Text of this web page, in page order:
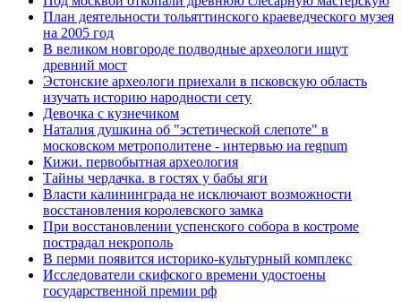
План деятельности тольяттинского краеведческого музея
на 2005 год
В великом новгороде подводные археологи ищут
древний мост
Эстонские археологи приехали в псковскую область
изучать историю народности сету
Девочка с кузнечиком
Наталия душкина об "эстетической слепоте" в
московском метрополитене - интервью иа regnum
Кижи. первобытная археология
Тайны чердачка. в гостях у бабы яги
Власти калининграда не исключают возможности
восстановления королевского замка
При восстановлении успенского собора в костроме
пострадал некрополь
В перми появится историко-культурный комплекс
Исследователи скифского времени удостоены
государственной премии рф